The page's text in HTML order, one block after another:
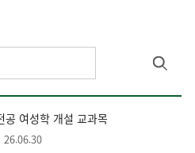
여성학 개설 교과목
26.06.30